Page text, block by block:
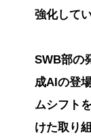
強化してい
SWB部の
成AIの登
ムシフト
けた取り